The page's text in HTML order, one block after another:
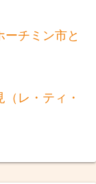
チミン市と
レ・ティ・